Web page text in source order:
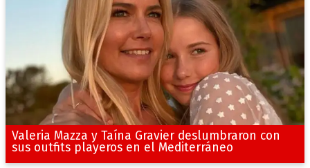
Valeria Mazza y Taína Gravier deslumbraron con
sus outfits playeros en el Mediterráneo